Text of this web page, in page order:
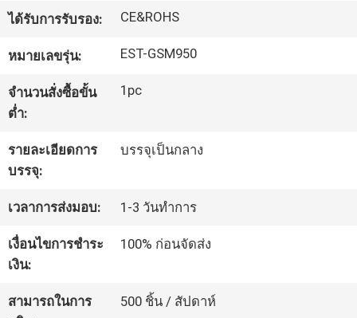
โรงงาน
ควบคุม
คุณภาพ
ได้รับการรับรอง: CE&ROHS
หมายเลขรุ่น: EST-GSM950
จำนวนสั่งซื้อขั้น
ต่ำ:
1pc
รายละเอียดการ
บรรจุ:
บรรจุเป็นกลาง
เวลาการส่งมอบ: 1-3 วันทำการ
เงื่อนไขการชำระ
เงิน:
100% ก่อนจัดส่ง
สามารถในการ
500 ชิ้น / สัปดาห์